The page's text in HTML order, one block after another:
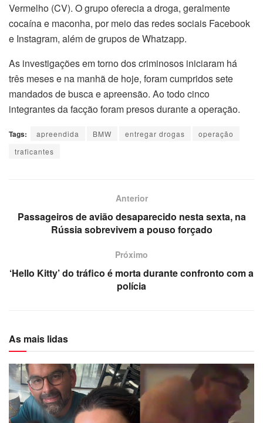
Vermelho (CV). O grupo oferecia a droga, geralmente
cocaína e maconha, por meio das redes sociais Facebook
e Instagram, além de grupos de Whatzapp.
As investigações em torno dos criminosos iniciaram há
três meses e na manhã de hoje, foram cumpridos sete
mandados de busca e apreensão. Ao todo cinco
integrantes da facção foram presos durante a operação.
Tags: apreendida BMW entregar drogas
operação
traficantes
Anterior
Passageiros de avião desaparecido nesta sexta, na
Rússia sobrevivem a pouso forçado
Próximo
‘Hello Kitty’ do tráfico é morta durante confronto com a
polícia
As mais lidas